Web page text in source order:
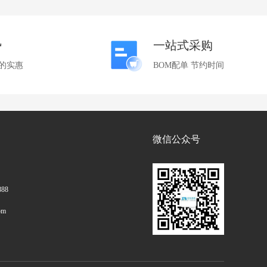
实惠
一站式采购
BOM配单 节约时间
微信公众号